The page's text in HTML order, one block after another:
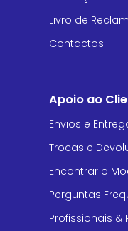
Livro de
Contactos
Apoio ao
Envios e
Trocas e
Encontrar o
Perguntas
Profissionais &